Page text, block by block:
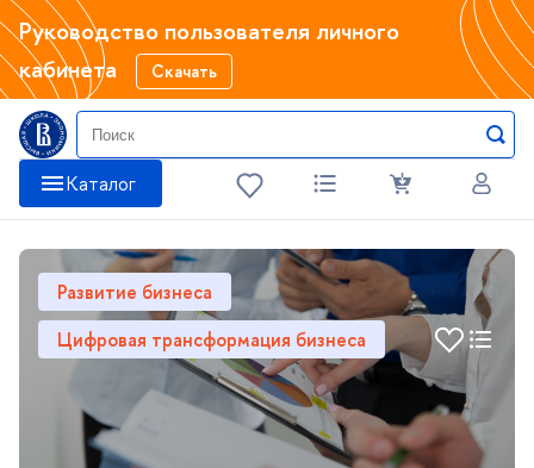
Руководство пользователя личного
кабинета
Скачать
Катало
Развитие бизнеса
Цифровая трансформация бизнеса